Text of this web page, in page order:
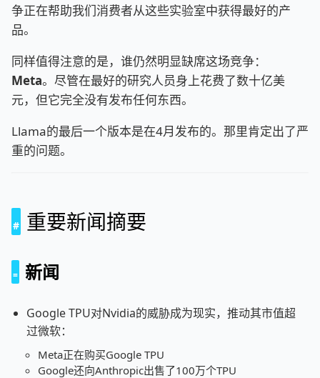
争正在帮助我们消费者从这些实验室中获得最好的产
品。
同样值得注意的是，谁仍然明显缺席这场竞争：
Meta。尽管在最好的研究人员身上花费了数十亿美
元，但它完全没有发布任何东西。
Llama的最后一个版本是在4月发布的。那里肯定出了严
重的问题。
重要新闻摘要
新闻
Google TPU对Nvidia的威胁成为现实，推动其市值超
过微软：
Meta正在购买Google TPU
Google还向Anthropic出售了100万个TPU